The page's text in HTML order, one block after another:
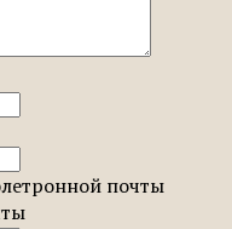
почты